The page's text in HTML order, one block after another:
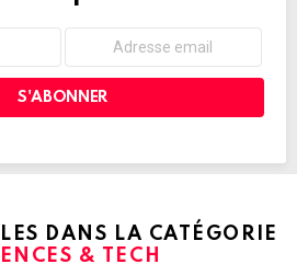
DANS LA CATÉGORIE
& TECH